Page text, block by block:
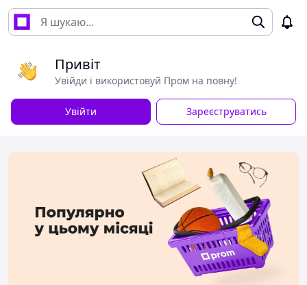
Привіт
Увійди і використовуй Пром на повну!
Увійти Зареєструватись